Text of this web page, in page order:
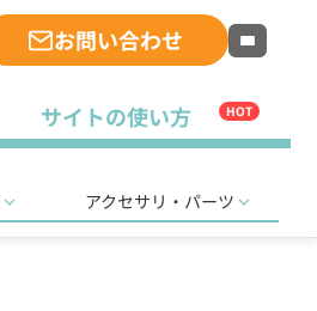
お問い合わせ
サイトの使い方 HOT
アクセサリ・パーツ